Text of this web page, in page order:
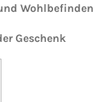
Wohlbefinden
Geschenk